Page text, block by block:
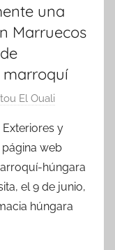
una
Marruecos
marroquí
El Ouali
y
web
húngara
el 9 de junio,
húngara